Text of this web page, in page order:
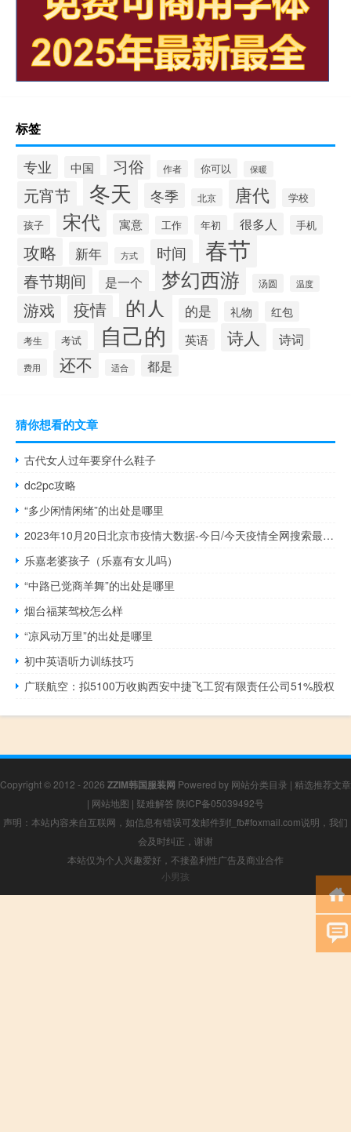
标签
专业 中国 习俗 作者 你可以 保暖
元宵节 冬天 冬季 北京 唐代 学校
孩子 宋代 寓意 工作 年初 很多人 手机
攻略 新年 方式 时间 春节
春节期间 是一个 梦幻西游 汤圆 温度
游戏 疫情 的人 的是 礼物 红包
考生 考试 自己的 英语 诗人 诗词
费用 还不 适合 都是
猜你想看的文章
古代女人过年要穿什么鞋子
dc2pc攻略
“多少闲情闲绪”的出处是哪里
2023年10月20日北京市疫情大数据-今日/今天疫情全网搜索最新实时消息动态情况通知播报
乐嘉老婆孩子（乐嘉有女儿吗）
“中路已觉商羊舞”的出处是哪里
烟台福莱驾校怎么样
“凉风动万里”的出处是哪里
初中英语听力训练技巧
广联航空：拟5100万收购西安中捷飞工贸有限责任公司51%股权
Copyright © 2012 - 2026 ZZIM韩国服装网 Powered by 网站分类目录 | 精选推荐文章
| 网站地图 | 疑难解答 陕ICP备05039492号
声明：本站内容来自互联网，如信息有错误可发邮件到f_fb#foxmail.com说明，我们
会及时纠正，谢谢
本站仅为个人兴趣爱好，不接盈利性广告及商业合作
小男孩